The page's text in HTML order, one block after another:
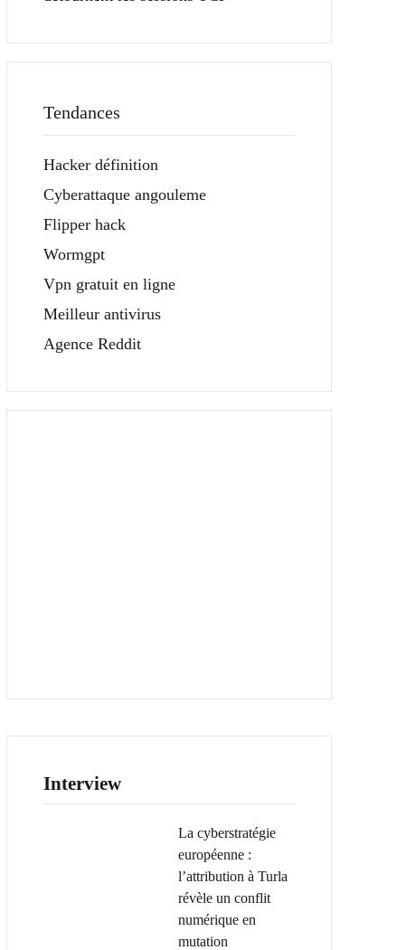
Tendances
Hacker définition
Cyberattaque angouleme
Flipper hack
Wormgpt
Vpn gratuit en ligne
Meilleur antivirus
Agence Reddit
Interview
La cyberstratégie
européenne :
l’attribution à Turla
révèle un conflit
numérique en
mutation